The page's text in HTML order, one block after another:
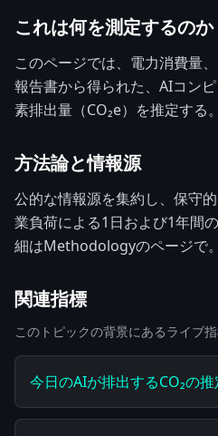
これは何を測定するのか
このページでは、電力消費量
報告書から得られた、AIコン
素排出量（CO₂e）を推定する。
方法論と情報源
公的な情報源を集約し、保守
業負荷による1日および1年間
細はMethodologyのページで。
関連指標
このトピックの背景にあるライブ指
今日のAIが排出するCO₂の推